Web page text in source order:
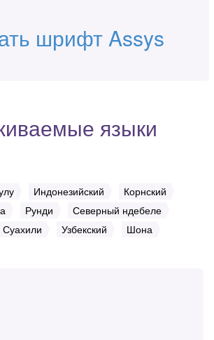
шрифт Assys
языки
Индонезийский
Корнский
Рунди
Северный ндебеле
Суахили Узбекский Шона